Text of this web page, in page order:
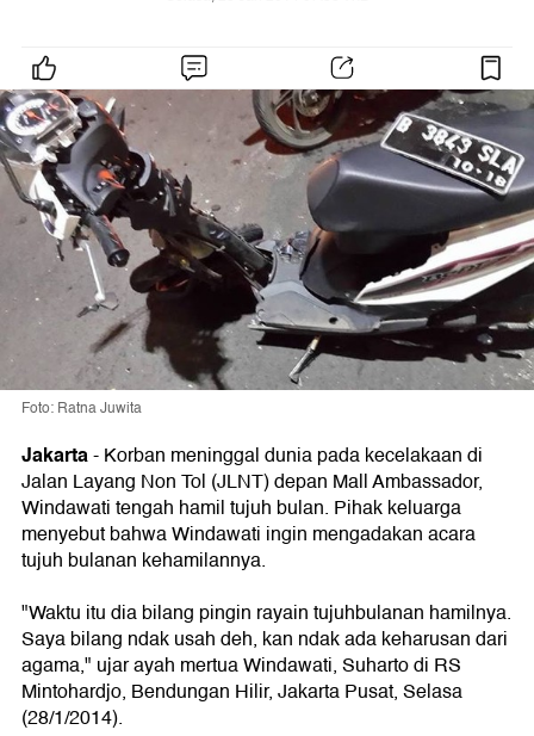
Foto: Ratna Juwita
Jakarta-Korban meninggal dunia pada kecelakaan di
Jalan Layang Non Tol (JLNT) depan Mall Ambassador,
Windawati tengah hamil tujuh bulan. Pihak keluarga
menyebut bahwa Windawati ingin mengadakan acara
tujuh bulanan kehamilannya.
"Waktu itu dia bilang pingin rayain tujuhbulanan hamilnya.
Saya bilang ndak usah deh, kan ndak ada keharusan dari
agama," ujar ayah mertua Windawati, Suharto di RS
Mintohardjo, Bendungan Hilir, Jakarta Pusat, Selasa
(28/1/2014).